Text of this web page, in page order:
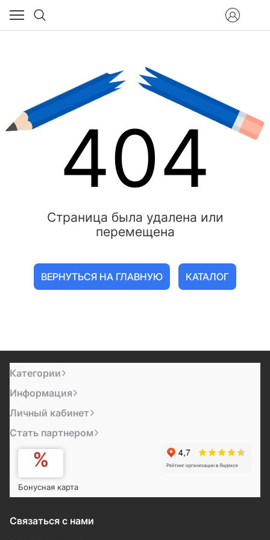
404
Страница была удалена или
перемещена
ВЕРНУТЬСЯ НА ГЛАВНУЮ КАТАЛОГ
Категории
Информация
Личный кабинет
Стать партнером
Бонусная карта
Связаться с нами